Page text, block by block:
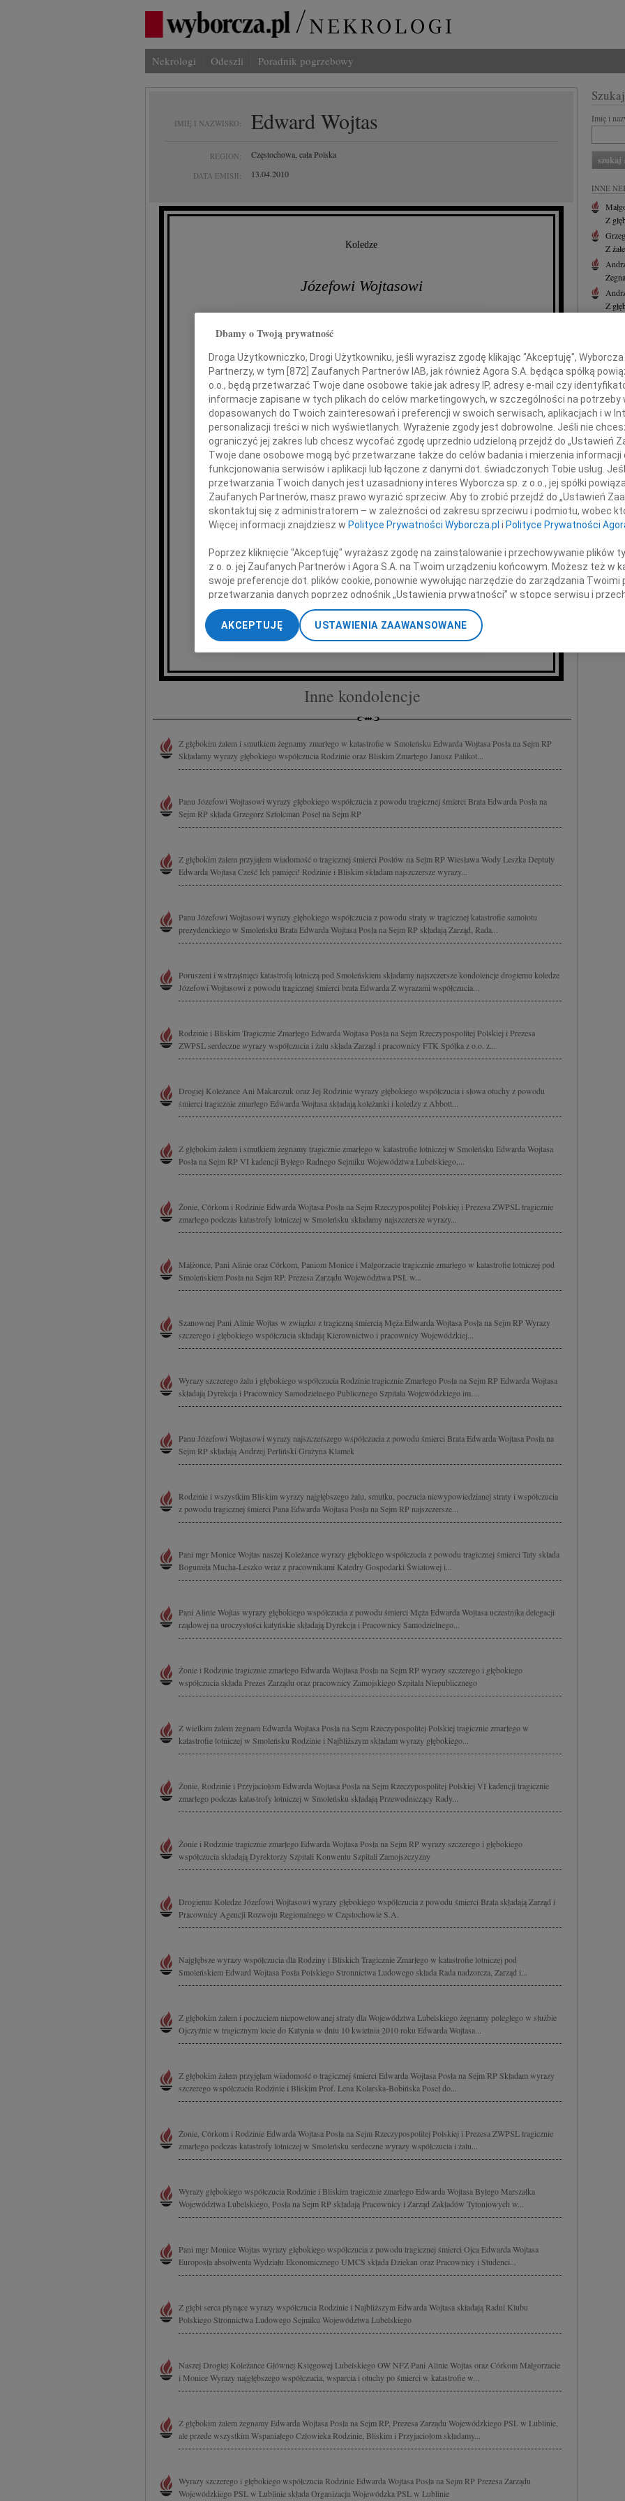
Nekrologi Odeszli Poradnik pogrzebowy
IMIĘ I NAZWISKO: Edward Wojtas
REGION: Częstochowa, cała Polska
DATA EMISJI: 13.04.2010
Koledze
Józefowi Wojtasowi
wyrazy głębokiego współczucia
i kondolencje z powodu śmierci
brata
Edwarda Wojtasa
posła na Sejm RP
składają
przyjaciele
z Ochotniczych Hufców Pracy w Częstochowie
Inne kondolencje
Z głębokim żalem i smutkiem żegnamy zmarłego w katastrofie w Smoleńsku Edwarda Wojtasa Posła na Sejm RP
Składamy wyrazy głębokiego współczucia Rodzinie oraz Bliskim Zmarłego Janusz Palikot...
Panu Józefowi Wojtasowi wyrazy głębokiego współczucia z powodu tragicznej śmierci Brata Edwarda Posła na
Sejm RP składa Grzegorz Sztolcman Poseł na Sejm RP
Z głębokim żalem przyjąłem wiadomość o tragicznej śmierci Posłów na Sejm RP Wiesława Wody Leszka Deptuły
Edwarda Wojtasa Cześć Ich pamięci! Rodzinie i Bliskim składam najszczersze wyrazy...
Panu Józefowi Wojtasowi wyrazy głębokiego współczucia z powodu straty w tragicznej katastrofie samolotu
prezydenckiego w Smoleńsku Brata Edwarda Wojtasa Posła na Sejm RP składają Zarząd, Rada...
Poruszeni i wstrząśnięci katastrofą lotniczą pod Smoleńskiem składamy najszczersze kondolencje drogiemu koledze
Józefowi Wojtasowi z powodu tragicznej śmierci brata Edwarda Z wyrazami współczucia...
Rodzinie i Bliskim Tragicznie Zmarłego Edwarda Wojtasa Posła na Sejm Rzeczypospolitej Polskiej i Prezesa
ZWPSL serdeczne wyrazy współczucia i żalu składa Zarząd i pracownicy FTK Spółka z o.o. z...
Drogiej Koleżance Ani Makarczuk oraz Jej Rodzinie wyrazy głębokiego współczucia i słowa otuchy z powodu
śmierci tragicznie zmarłego Edwarda Wojtasa składają koleżanki i koledzy z Abbott...
Z głębokim żalem i smutkiem żegnamy tragicznie zmarłego w katastrofie lotniczej w Smoleńsku Edwarda Wojtasa
Posła na Sejm RP VI kadencji Byłego Radnego Sejmiku Województwa Lubelskiego,...
Żonie, Córkom i Rodzinie Edwarda Wojtasa Posła na Sejm Rzeczypospolitej Polskiej i Prezesa ZWPSL tragicznie
zmarłego podczas katastrofy lotniczej w Smoleńsku składamy najszczersze wyrazy...
Małżonce, Pani Alinie oraz Córkom, Paniom Monice i Małgorzacie tragicznie zmarłego w katastrofie lotniczej pod
Smoleńskiem Posła na Sejm RP, Prezesa Zarządu Województwa PSL w...
Szanownej Pani Alinie Wojtas w związku z tragiczną śmiercią Męża Edwarda Wojtasa Posła na Sejm RP Wyrazy
szczerego i głębokiego współczucia składają Kierownictwo i pracownicy Wojewódzkiej...
Wyrazy szczerego żalu i głębokiego współczucia Rodzinie tragicznie Zmarłego Posła na Sejm RP Edwarda Wojtasa
składają Dyrekcja i Pracownicy Samodzielnego Publicznego Szpitala Wojewódzkiego im....
Panu Józefowi Wojtasowi wyrazy najszczerszego współczucia z powodu śmierci Brata Edwarda Wojtasa Posła na
Sejm RP składają Andrzej Perliński Grażyna Klamek
Rodzinie i wszystkim Bliskim wyrazy najgłębszego żalu, smutku, poczucia niewypowiedzianej straty i współczucia
z powodu tragicznej śmierci Pana Edwarda Wojtasa Posła na Sejm RP najszczersze...
Pani mgr Monice Wojtas naszej Koleżance wyrazy głębokiego współczucia z powodu tragicznej śmierci Taty składa
Bogumiła Mucha-Leszko wraz z pracownikami Katedry Gospodarki Światowej i...
Pani Alinie Wojtas wyrazy głębokiego współczucia z powodu śmierci Męża Edwarda Wojtasa uczestnika delegacji
rządowej na uroczystości katyńskie składają Dyrekcja i Pracownicy Samodzielnego...
Żonie i Rodzinie tragicznie zmarłego Edwarda Wojtasa Posła na Sejm RP wyrazy szczerego i głębokiego
współczucia składa Prezes Zarządu oraz pracownicy Zamojskiego Szpitala Niepublicznego
Z wielkim żalem żegnam Edwarda Wojtasa Posła na Sejm Rzeczypospolitej Polskiej tragicznie zmarłego w
katastrofie lotniczej w Smoleńsku Rodzinie i Najbliższym składam wyrazy głębokiego...
Żonie, Rodzinie i Przyjaciołom Edwarda Wojtasa Posła na Sejm Rzeczypospolitej Polskiej VI kadencji tragicznie
zmarłego podczas katastrofy lotniczej w Smoleńsku składają Przewodniczący Rady...
Żonie i Rodzinie tragicznie zmarłego Edwarda Wojtasa Posła na Sejm RP wyrazy szczerego i głębokiego
współczucia składają Dyrektorzy Szpitali Konwentu Szpitali Zamojszczyzny
Drogiemu Koledze Józefowi Wojtasowi wyrazy głębokiego współczucia z powodu śmierci Brata składają Zarząd i
Pracownicy Agencji Rozwoju Regionalnego w Częstochowie S.A.
Najgłębsze wyrazy współczucia dla Rodziny i Bliskich Tragicznie Zmarłego w katastrofie lotniczej pod
Smoleńskiem Edward Wojtasa Posła Polskiego Stronnictwa Ludowego składa Rada nadzorcza, Zarząd i...
Z głębokim żalem i poczuciem niepowetowanej straty dla Województwa Lubelskiego żegnamy poległego w służbie
Ojczyźnie w tragicznym locie do Katynia w dniu 10 kwietnia 2010 roku Edwarda Wojtasa...
Z głębokim żalem przyjęłam wiadomość o tragicznej śmierci Edwarda Wojtasa Posła na Sejm RP Składam wyrazy
szczerego współczucia Rodzinie i Bliskim Prof. Lena Kolarska-Bobińska Poseł do...
Żonie, Córkom i Rodzinie Edwarda Wojtasa Posła na Sejm Rzeczypospolitej Polskiej i Prezesa ZWPSL tragicznie
zmarłego podczas katastrofy lotniczej w Smoleńsku serdeczne wyrazy współczucia i żalu...
Wyrazy głębokiego współczucia Rodzinie i Bliskim tragicznie zmarłego Edwarda Wojtasa Byłego Marszałka
Województwa Lubelskiego, Posła na Sejm RP składają Pracownicy i Zarząd Zakładów Tytoniowych w...
Pani mgr Monice Wojtas wyrazy głębokiego współczucia z powodu tragicznej śmierci Ojca Edwarda Wojtasa
Europosła absolwenta Wydziału Ekonomicznego UMCS składa Dziekan oraz Pracownicy i Studenci...
Z głębi serca płynące wyrazy współczucia Rodzinie i Najbliższym Edwarda Wojtasa składają Radni Klubu
Polskiego Stronnictwa Ludowego Sejmiku Województwa Lubelskiego
Naszej Drogiej Koleżance Głównej Księgowej Lubelskiego OW NFZ Pani Alinie Wojtas oraz Córkom Małgorzacie
i Monice Wyrazy najgłębszego współczucia, wsparcia i otuchy po śmierci w katastrofie w...
Z głębokim żalem żegnamy Edwarda Wojtasa Posła na Sejm RP, Prezesa Zarządu Wojewódzkiego PSL w Lublinie,
ale przede wszystkim Wspaniałego Człowieka Rodzinie, Bliskim i Przyjaciołom składamy...
Wyrazy szczerego i głębokiego współczucia Rodzinie Edwarda Wojtasa Posła na Sejm RP Prezesa Zarządu
Wojewódzkiego PSL w Lublinie składa Organizacja Wojewódzka PSL w Lublinie
Imię i
INNE
Z
Z
Z
Z
Dbamy o Twoją prywatność
Droga Użytkowniczko, Drogi Użytkowniku, jeśli wyrazisz zgodę klikając "Akceptuję",
Partnerzy, w tym [ 872 ] Zaufanych Partnerów IAB, jak również Agora S.A. będąca spółką
o.o., będą przetwarzać Twoje dane osobowe takie jak adresy IP, adresy e-mail czy
informacje zapisane w tych plikach do celów marketingowych, w szczególności na potrzeby
dopasowanych do Twoich zainteresowań i preferencji w swoich serwisach, aplikacjach i w
personalizacji treści w nich wyświetlanych. Wyrażenie zgody jest dobrowolne. Jeśli nie
ograniczyć jej zakres lub chcesz wycofać zgodę uprzednio udzieloną przejdź do „Ustawień
Twoje dane osobowe mogą być przetwarzane także do celów badania i mierzenia
funkcjonowania serwisów i aplikacji lub łączone z danymi dot. świadczonych Tobie usług.
przetwarzania Twoich danych jest uzasadniony interes Wyborcza sp. z o.o., jej spółki
Zaufanych Partnerów, masz prawo wyrazić sprzeciw. Aby to zrobić przejdź do „Ustawień
skontaktuj się z administratorem – w zależności od zakresu sprzeciwu i podmiotu, wobec
Więcej informacji znajdziesz w Polityce Prywatności Wyborcza.pl i Polityce Prywatności
Poprzez kliknięcie "Akceptuję" wyrażasz zgodę na zainstalowanie i przechowywanie plików
z o. o. jej Zaufanych Partnerów i Agora S.A. na Twoim urządzeniu końcowym. Możesz też w
swoje preferencje dot. plików cookie, ponownie wywołując narzędzie do zarządzania Twoimi
przetwarzania danych poprzez odnośnik „Ustawienia prywatności” w stopce serwisu i
„Ustawienia zaawansowane”. Zmiana ustawień plików cookie możliwa jest także za pomocą
My, nasi Zaufani Partnerzy i Agora S.A. możemy przetwarzać dane osobowe w
dokładnych danych geolokalizacyjnych. Aktywne skanowanie charakterystyki urządzenia do
treści, badnie odbiorców i ulepszanie usług.Lista Zaufanych Partnerów
USTAWIENIA ZAAWANSOWANE
AKCEPTUJĘ